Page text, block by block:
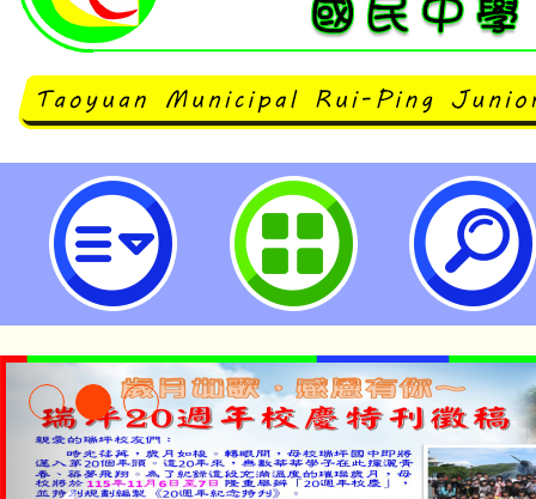
客家委員會辦理「客家影像故事」
立瑞坪國民中學